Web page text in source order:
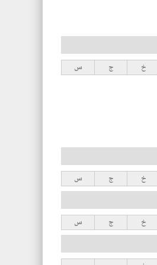
خ ج س
خ ج س
خ ج س